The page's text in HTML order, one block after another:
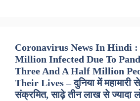
Coronavirus News In Hindi
Million Infected Due To
Three And A Half Million
Their Lives – दुनिया में महामारी
संक्रमित, साढ़े तीन लाख से ज्यादा